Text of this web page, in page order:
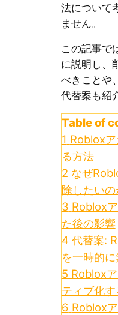
法について
ません。
この記事で
に説明し、
べきことや
代替案も紹
Table of
1 Roblox
る方法
2 なぜ
除したいの
3 Roblox
た後の影響
4 代替案:
を一時的
5 Roblox
ティブ化す
6 Roblox